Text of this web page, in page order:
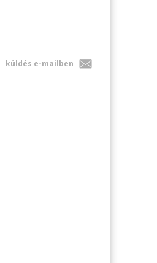
küldés e-mailben